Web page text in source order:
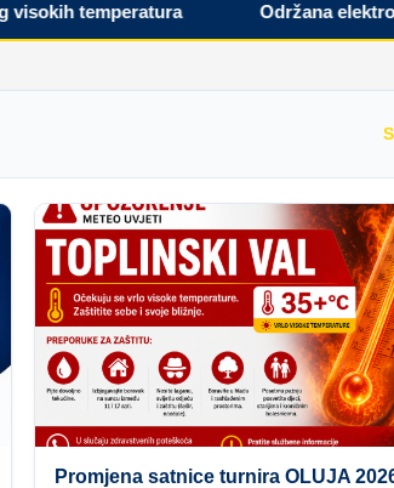
temperatura Održana
Promjena satnice turnira OLUJA